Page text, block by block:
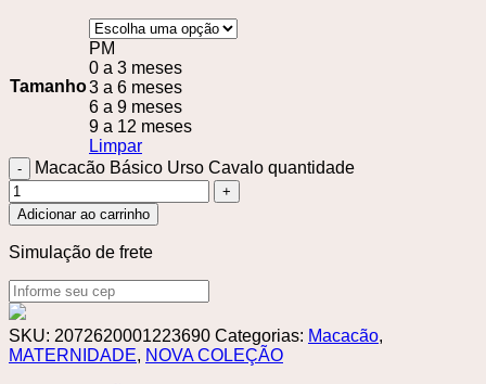
Tamanho
PM
0 a 3 meses
3 a 6 meses
6 a 9 meses
9 a 12 meses
Limpar
Macacão Básico Urso Cavalo quantidade
Adicionar ao carrinho
Simulação de frete
SKU: 2072620001223690 Categorias: Macacão,
MATERNIDADE, NOVA COLEÇÃO